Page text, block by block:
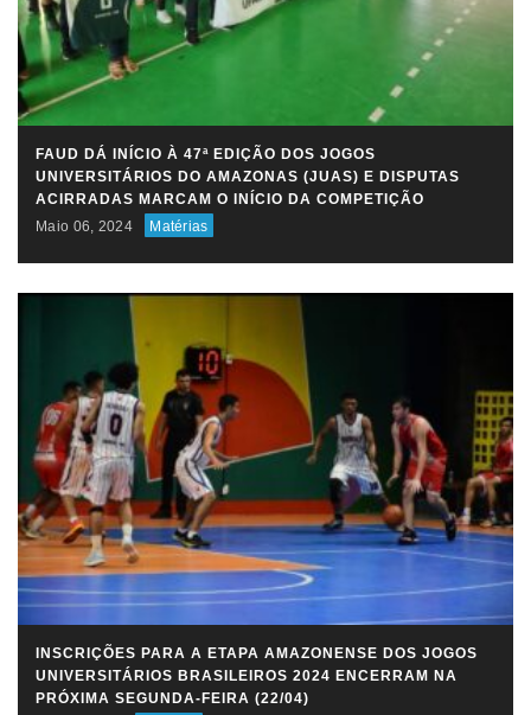
FAUD DÁ INÍCIO À 47ª EDIÇÃO DOS JOGOS
UNIVERSITÁRIOS DO AMAZONAS (JUAS) E DISPUTAS
ACIRRADAS MARCAM O INÍCIO DA COMPETIÇÃO
Maio 06, 2024
Matérias
INSCRIÇÕES PARA A ETAPA AMAZONENSE DOS JOGOS
UNIVERSITÁRIOS BRASILEIROS 2024 ENCERRAM NA
PRÓXIMA SEGUNDA-FEIRA (22/04)